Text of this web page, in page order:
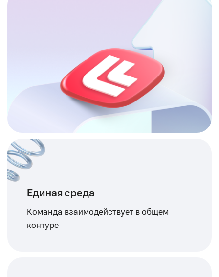
Единая среда
Команда взаимодействует в общем
контуре